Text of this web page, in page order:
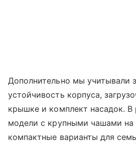
Дополнительно мы учитывали
устойчивость корпуса,
крышке и комплект насадок. В
модели с крупными чашами на
компактные варианты для